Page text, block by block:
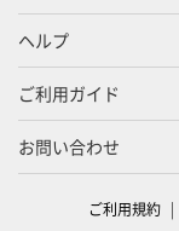
ヘルプ
ご利用ガイド
お問い合わせ
ご利用規約